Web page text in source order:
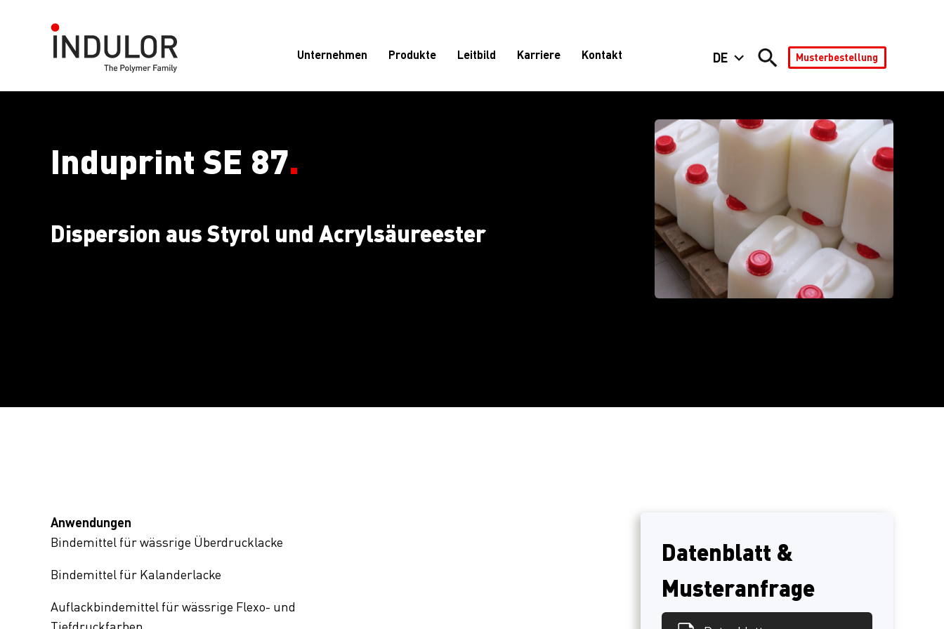
Unternehmen Produkte Leitbild Karriere Kontakt Musterbestellung
DE
Induprint SE 87.
Dispersion aus Styrol und Acrylsäureester
Anwendungen
Bindemittel für wässrige Überdrucklacke
Bindemittel für Kalanderlacke
Auflackbindemittel für wässrige Flexo- und
Datenblatt &
Musteranfrage